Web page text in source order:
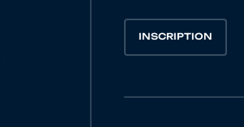
INSCRIPTION